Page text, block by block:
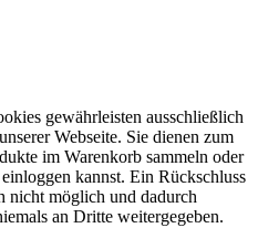
gewährleisten ausschließlich
Webseite. Sie dienen zum
im Warenkorb sammeln oder
kannst. Ein Rückschluss
nicht möglich und dadurch
an Dritte weitergegeben.